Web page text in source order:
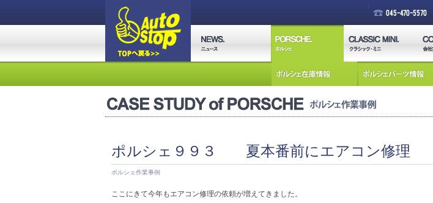
ポルシェ９９３ 夏本番前にエアコン修理
ポルシェ作業事例
ここにきて今年もエアコン修理の依頼が増えてきました。